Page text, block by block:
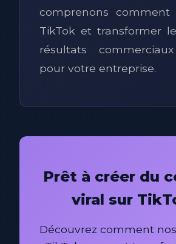
comprenons comment
TikTok et transformer
résultats
pour votre entreprise.
Prêt à créer du
viral sur
Découvrez comment